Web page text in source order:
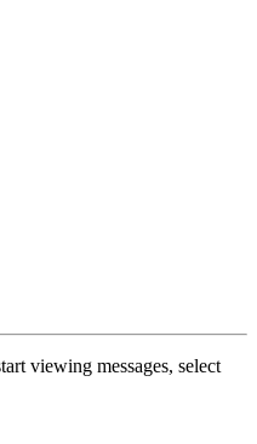
viewing messages, select